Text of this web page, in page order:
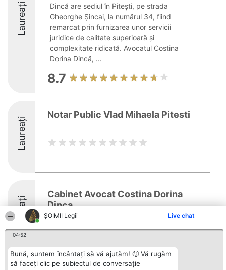
ȘOIMII Legii Live chat
04:52
Bună, suntem încântați să vă ajutăm! 🙂 Vă rugăm
să faceți clic pe subiectul de conversație
Laureați
Dincă are sediul în Pitești, pe strada
Gheorghe Șincai, la numărul 34, fiind
remarcat prin furnizarea unor servicii
juridice de calitate superioară și
complexitate ridicată. Avocatul Costina
Dorina Dincă, ...
8.7
Laureați
Notar Public Vlad Mihaela Pitesti
Laureați
Cabinet Avocat Costina Dorina
Dinca